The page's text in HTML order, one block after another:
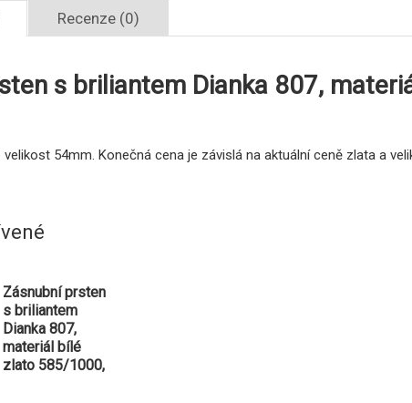
Recenze (0)
s briliantem Dianka 807,
velikost 54mm. Konečná cena je závislá na aktuální ceně zlata a
Zásnubní prsten
s briliantem
Dianka 807,
materiál bílé
zlato 585/1000,